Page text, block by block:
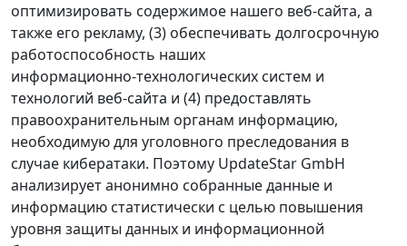
оптимизировать содержимое нашего веб‑сайта, а
также его рекламу, (3) обеспечивать долгосрочную
работоспособность наших
информационно‑технологических систем и
технологий веб‑сайта и (4) предоставлять
правоохранительным органам информацию,
необходимую для уголовного преследования в
случае кибератаки. Поэтому UpdateStar GmbH
анализирует анонимно собранные данные и
информацию статистически с целью повышения
уровня защиты данных и информационной